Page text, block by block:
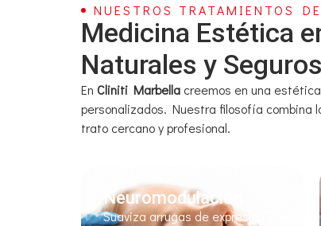
NUESTROS TRATAMIENTOS
Medicina Estética
Naturales y Seguros
En Cliniti Marbella creemos en una
personalizados. Nuestra filosofía combina
trato cercano y profesional.
Neuromodulación
Suaviza arrugas de expresión y